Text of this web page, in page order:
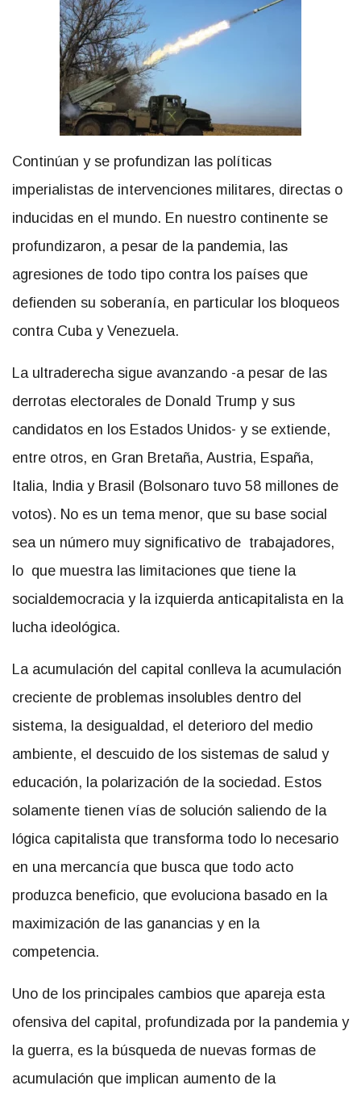
Continúan y se profundizan las políticas
imperialistas de intervenciones militares, directas o
inducidas en el mundo. En nuestro continente se
profundizaron, a pesar de la pandemia, las
agresiones de todo tipo contra los países que
defienden su soberanía, en particular los bloqueos
contra Cuba y Venezuela.
La ultraderecha sigue avanzando -a pesar de las
derrotas electorales de Donald Trump y sus
candidatos en los Estados Unidos- y se extiende,
entre otros, en Gran Bretaña, Austria, España,
Italia, India y Brasil (Bolsonaro tuvo 58 millones de
votos). No es un tema menor, que su base social
sea un número muy significativo de trabajadores,
lo que muestra las limitaciones que tiene la
socialdemocracia y la izquierda anticapitalista en la
lucha ideológica.
La acumulación del capital conlleva la acumulación
creciente de problemas insolubles dentro del
sistema, la desigualdad, el deterioro del medio
ambiente, el descuido de los sistemas de salud y
educación, la polarización de la sociedad. Estos
solamente tienen vías de solución saliendo de la
lógica capitalista que transforma todo lo necesario
en una mercancía que busca que todo acto
produzca beneficio, que evoluciona basado en la
maximización de las ganancias y en la
competencia.
Uno de los principales cambios que apareja esta
ofensiva del capital, profundizada por la pandemia y
la guerra, es la búsqueda de nuevas formas de
acumulación que implican aumento de la